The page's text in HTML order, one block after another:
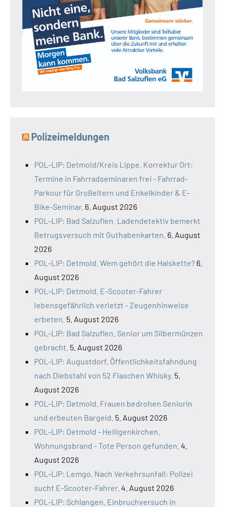
Polizeimeldungen
POL-LIP: Detmold/Kreis Lippe. Korrektur Ort:
Termine in Fahrradseminaren frei - Fahrrad-
Parkour für Großeltern und Enkelkinder & E-
Bike-Seminar. 6. August 2026
POL-LIP: Bad Salzuflen. Ladendetektiv bemerkt
Betrugsversuch mit Guthabenkarten. 6. August
2026
POL-LIP: Detmold. Wem gehört die Halskette? 6.
August 2026
POL-LIP: Detmold. E-Scooter-Fahrer
lebensgefährlich verletzt - Zeugenhinweise
erbeten. 5. August 2026
POL-LIP: Bad Salzuflen. Senior um Silbermünzen
gebracht. 5. August 2026
POL-LIP: Augustdorf. Öffentlichkeitsfahndung
nach Diebstahl von 52 Flaschen Whisky. 5.
August 2026
POL-LIP: Detmold. Frauen bedrohen Seniorin
und erbeuten Bargeld. 5. August 2026
POL-LIP: Detmold - Heiligenkirchen.
Wohnungsbrand - Tote Person gefunden. 4.
August 2026
POL-LIP: Lemgo. Nach Verkehrsunfall: Polizei
sucht E-Scooter-Fahrer. 4. August 2026
POL-LIP: Schlangen. Einbruchversuch in